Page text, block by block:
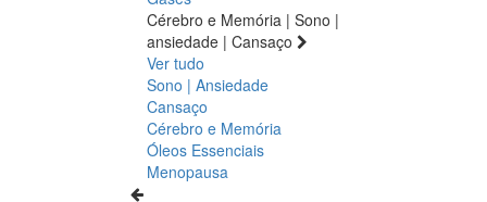
Cérebro e Memória | Sono |
ansiedade | Cansaço
Ver tudo
Sono | Ansiedade
Cansaço
Cérebro e Memória
Óleos Essenciais
Menopausa